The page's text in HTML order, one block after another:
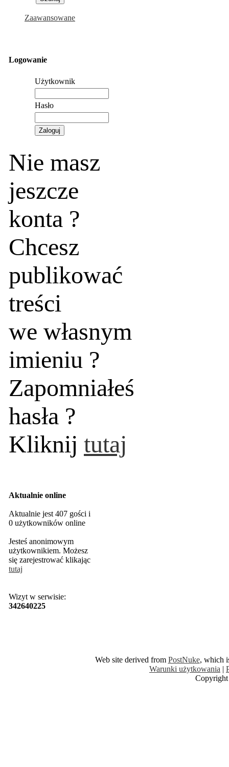
Zaawansowane
Logowanie
Użytkownik
Hasło
Nie masz
jeszcze
konta ?
Chcesz
publikować
treści
we własnym
imieniu ?
Zapomniałeś
hasła ?
Kliknij tutaj
Aktualnie online
Aktualnie jest 407 gości i
0 użytkowników online
Jesteś anonimowym
użytkownikiem. Możesz
się zarejestrować klikając
tutaj
Wizyt w serwisie:
342640225
Web site derived from PostNuke, which
Warunki użytkowania |